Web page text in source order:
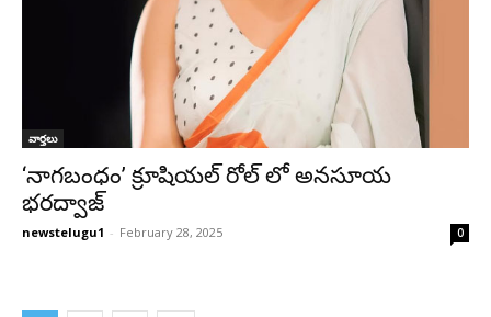
వార్తలు
‘నాగబంధం’ క్రూషియల్ రోల్ లో అనసూయ
భరద్వాజ్
newstelugu1 - February 28, 2025 0